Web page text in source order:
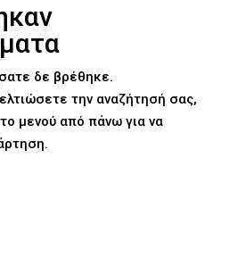
δε βρέθηκε.
την αναζήτησή σας,
μενού από πάνω για να